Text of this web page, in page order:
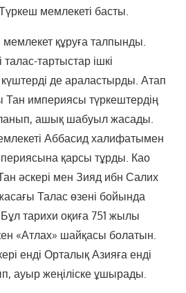
мемлекеті басты.
құруға талпынды.
тартыстар ішкі
де араластырды. Атап
Тан империясы түркештердің
ашық шабуыл жасады.
Аббасид халифатымен
қарсы тұрды. Као
әскері мен Зияд ибн Салих
Талас өзені бойында
тарихи оқиға 751 жылы
«Атлах» шайқасы болатын.
енді Орталық Азияға енді
ауыр жеңіліске ұшырады.